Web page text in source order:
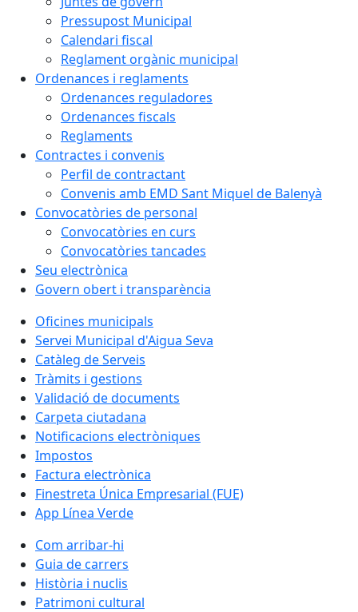
Pressupost Municipal
Calendari fiscal
Reglament orgànic municipal
Ordenances i reglaments
Ordenances reguladores
Ordenances fiscals
Reglaments
Contractes i convenis
Perfil de contractant
Convenis amb EMD Sant Miquel de Balenyà
Convocatòries de personal
Convocatòries en curs
Convocatòries tancades
Seu electrònica
Govern obert i transparència
Oficines municipals
Servei Municipal d'Aigua Seva
Catàleg de Serveis
Tràmits i gestions
Validació de documents
Carpeta ciutadana
Notificacions electròniques
Impostos
Factura electrònica
Finestreta Única Empresarial (FUE)
App Línea Verde
Com arribar-hi
Guia de carrers
Història i nuclis
Patrimoni cultural